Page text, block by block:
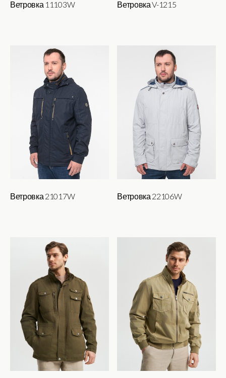
Ветровка 11103W Ветровка V-1215
Ветровка 21017W Ветровка 22106W